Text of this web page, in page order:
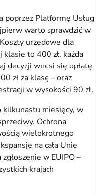
poprzez Platformę Usług
warto sprawdzić w
urzędowe dla
klasie to 400 zł, każda
decyzji wnosi się opłatę
zł za klasę – oraz
w wysokości 90 zł.
kilkunastu miesięcy, w
Ochrona
wielokrotnego
na całą Unię
w EUIPO –
krajach